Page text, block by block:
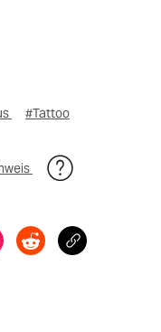
#Tattoo